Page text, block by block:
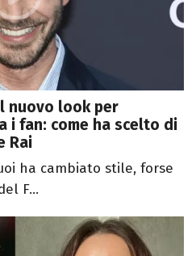
nuovo look per
i fan: come ha scelto di
Rai
ha cambiato stile, forse
F...